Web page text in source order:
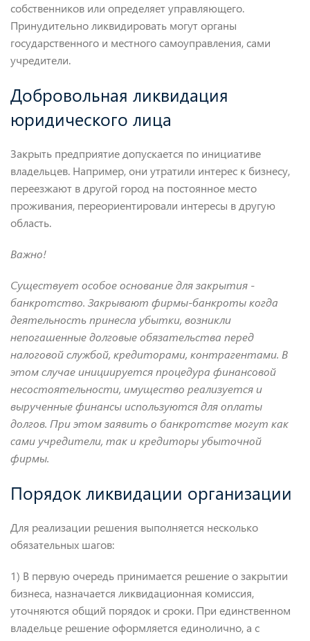
собственников или определяет управляющего.
Принудительно ликвидировать могут органы
государственного и местного самоуправления, сами
учредители.
Добровольная ликвидация
юридического лица
Закрыть предприятие допускается по инициативе
владельцев. Например, они утратили интерес к бизнесу,
переезжают в другой город на постоянное место
проживания, переориентировали интересы в другую
область.
Важно!
Существует особое основание для закрытия -
банкротство. Закрывают фирмы-банкроты когда
деятельность принесла убытки, возникли
непогашенные долговые обязательства перед
налоговой службой, кредиторами, контрагентами. В
этом случае инициируется процедура финансовой
несостоятельности, имущество реализуется и
вырученные финансы используются для оплаты
долгов. При этом заявить о банкротстве могут как
сами учредители, так и кредиторы убыточной
фирмы.
Порядок ликвидации организации
Для реализации решения выполняется несколько
обязательных шагов:
1) В первую очередь принимается решение о закрытии
бизнеса, назначается ликвидационная комиссия,
уточняются общий порядок и сроки. При единственном
владельце решение оформляется единолично, а с